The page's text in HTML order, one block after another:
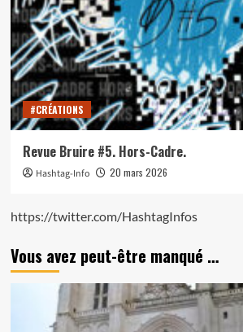
#CRÉATIONS
Revue Bruire #5. Hors-Cadre.
Hashtag-Info 20 mars 2026
https://twitter.com/HashtagInfos
Vous avez peut-être manqué …